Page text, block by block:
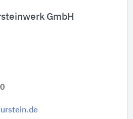
GmbH